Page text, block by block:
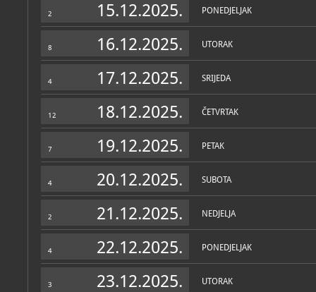
2 15.12.2025. PONEDJELJAK
8 16.12.2025. UTORAK
4 17.12.2025. SRIJEDA
12 18.12.2025. ČETVRTAK
7 19.12.2025. PETAK
4 20.12.2025. SUBOTA
2 21.12.2025. NEDJELJA
4 22.12.2025. PONEDJELJAK
3 23.12.2025. UTORAK